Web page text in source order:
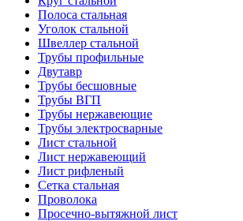
Полоса стальная
Уголок стальной
Швеллер стальной
Трубы профильные
Двутавр
Трубы бесшовные
Трубы ВГП
Трубы нержавеющие
Трубы электросварные
Лист стальной
Лист нержавеющий
Лист рифленый
Сетка стальная
Проволока
Просечно-вытяжной лист